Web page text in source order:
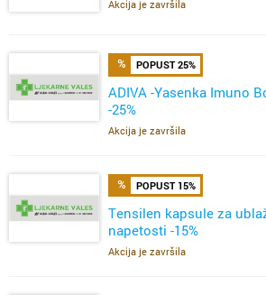
Akcija je završila
POPUST 25%
ADIVA -Yasenka Imuno
-25%
Akcija je završila
POPUST 15%
Tensilen kapsule za
napetosti -15%
Akcija je završila